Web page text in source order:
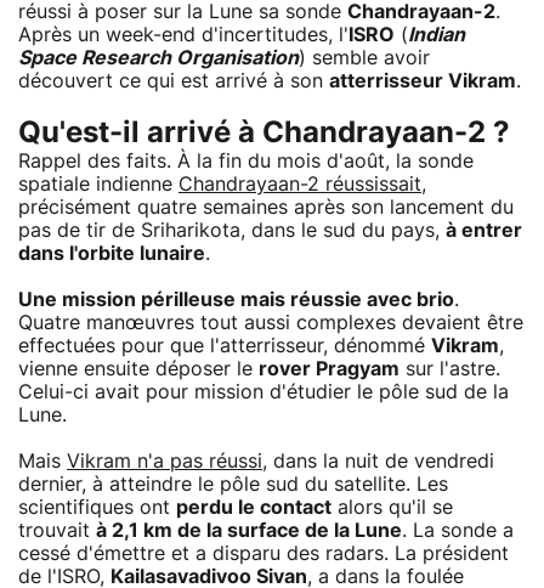
réussi à poser sur la Lune sa sonde Chandrayaan-2.
Après un week-end d'incertitudes, l' ISRO (Indian
Space Research Organisation) semble avoir
découvert ce qui est arrivé à son atterrisseur Vikram.
Qu'est-il arrivé à Chandrayaan-2 ?
Rappel des faits. À la fin du mois d'août, la sonde
spatiale indienne Chandrayaan-2 réussissait,
précisément quatre semaines après son lancement du
pas de tir de Sriharikota, dans le sud du pays, à entrer
dans l'orbite lunaire.
Une mission périlleuse mais réussie avec brio.
Quatre manœuvres tout aussi complexes devaient être
effectuées pour que l'atterrisseur, dénommé Vikram,
vienne ensuite déposer le rover Pragyam sur l'astre.
Celui-ci avait pour mission d'étudier le pôle sud de la
Lune.
Mais Vikram n'a pas réussi, dans la nuit de vendredi
dernier, à atteindre le pôle sud du satellite. Les
scientifiques ont perdu le contact alors qu'il se
trouvait à 2,1 km de la surface de la Lune. La sonde a
cessé d'émettre et a disparu des radars. La président
de l'ISRO, Kailasavadivoo Sivan, a dans la foulée